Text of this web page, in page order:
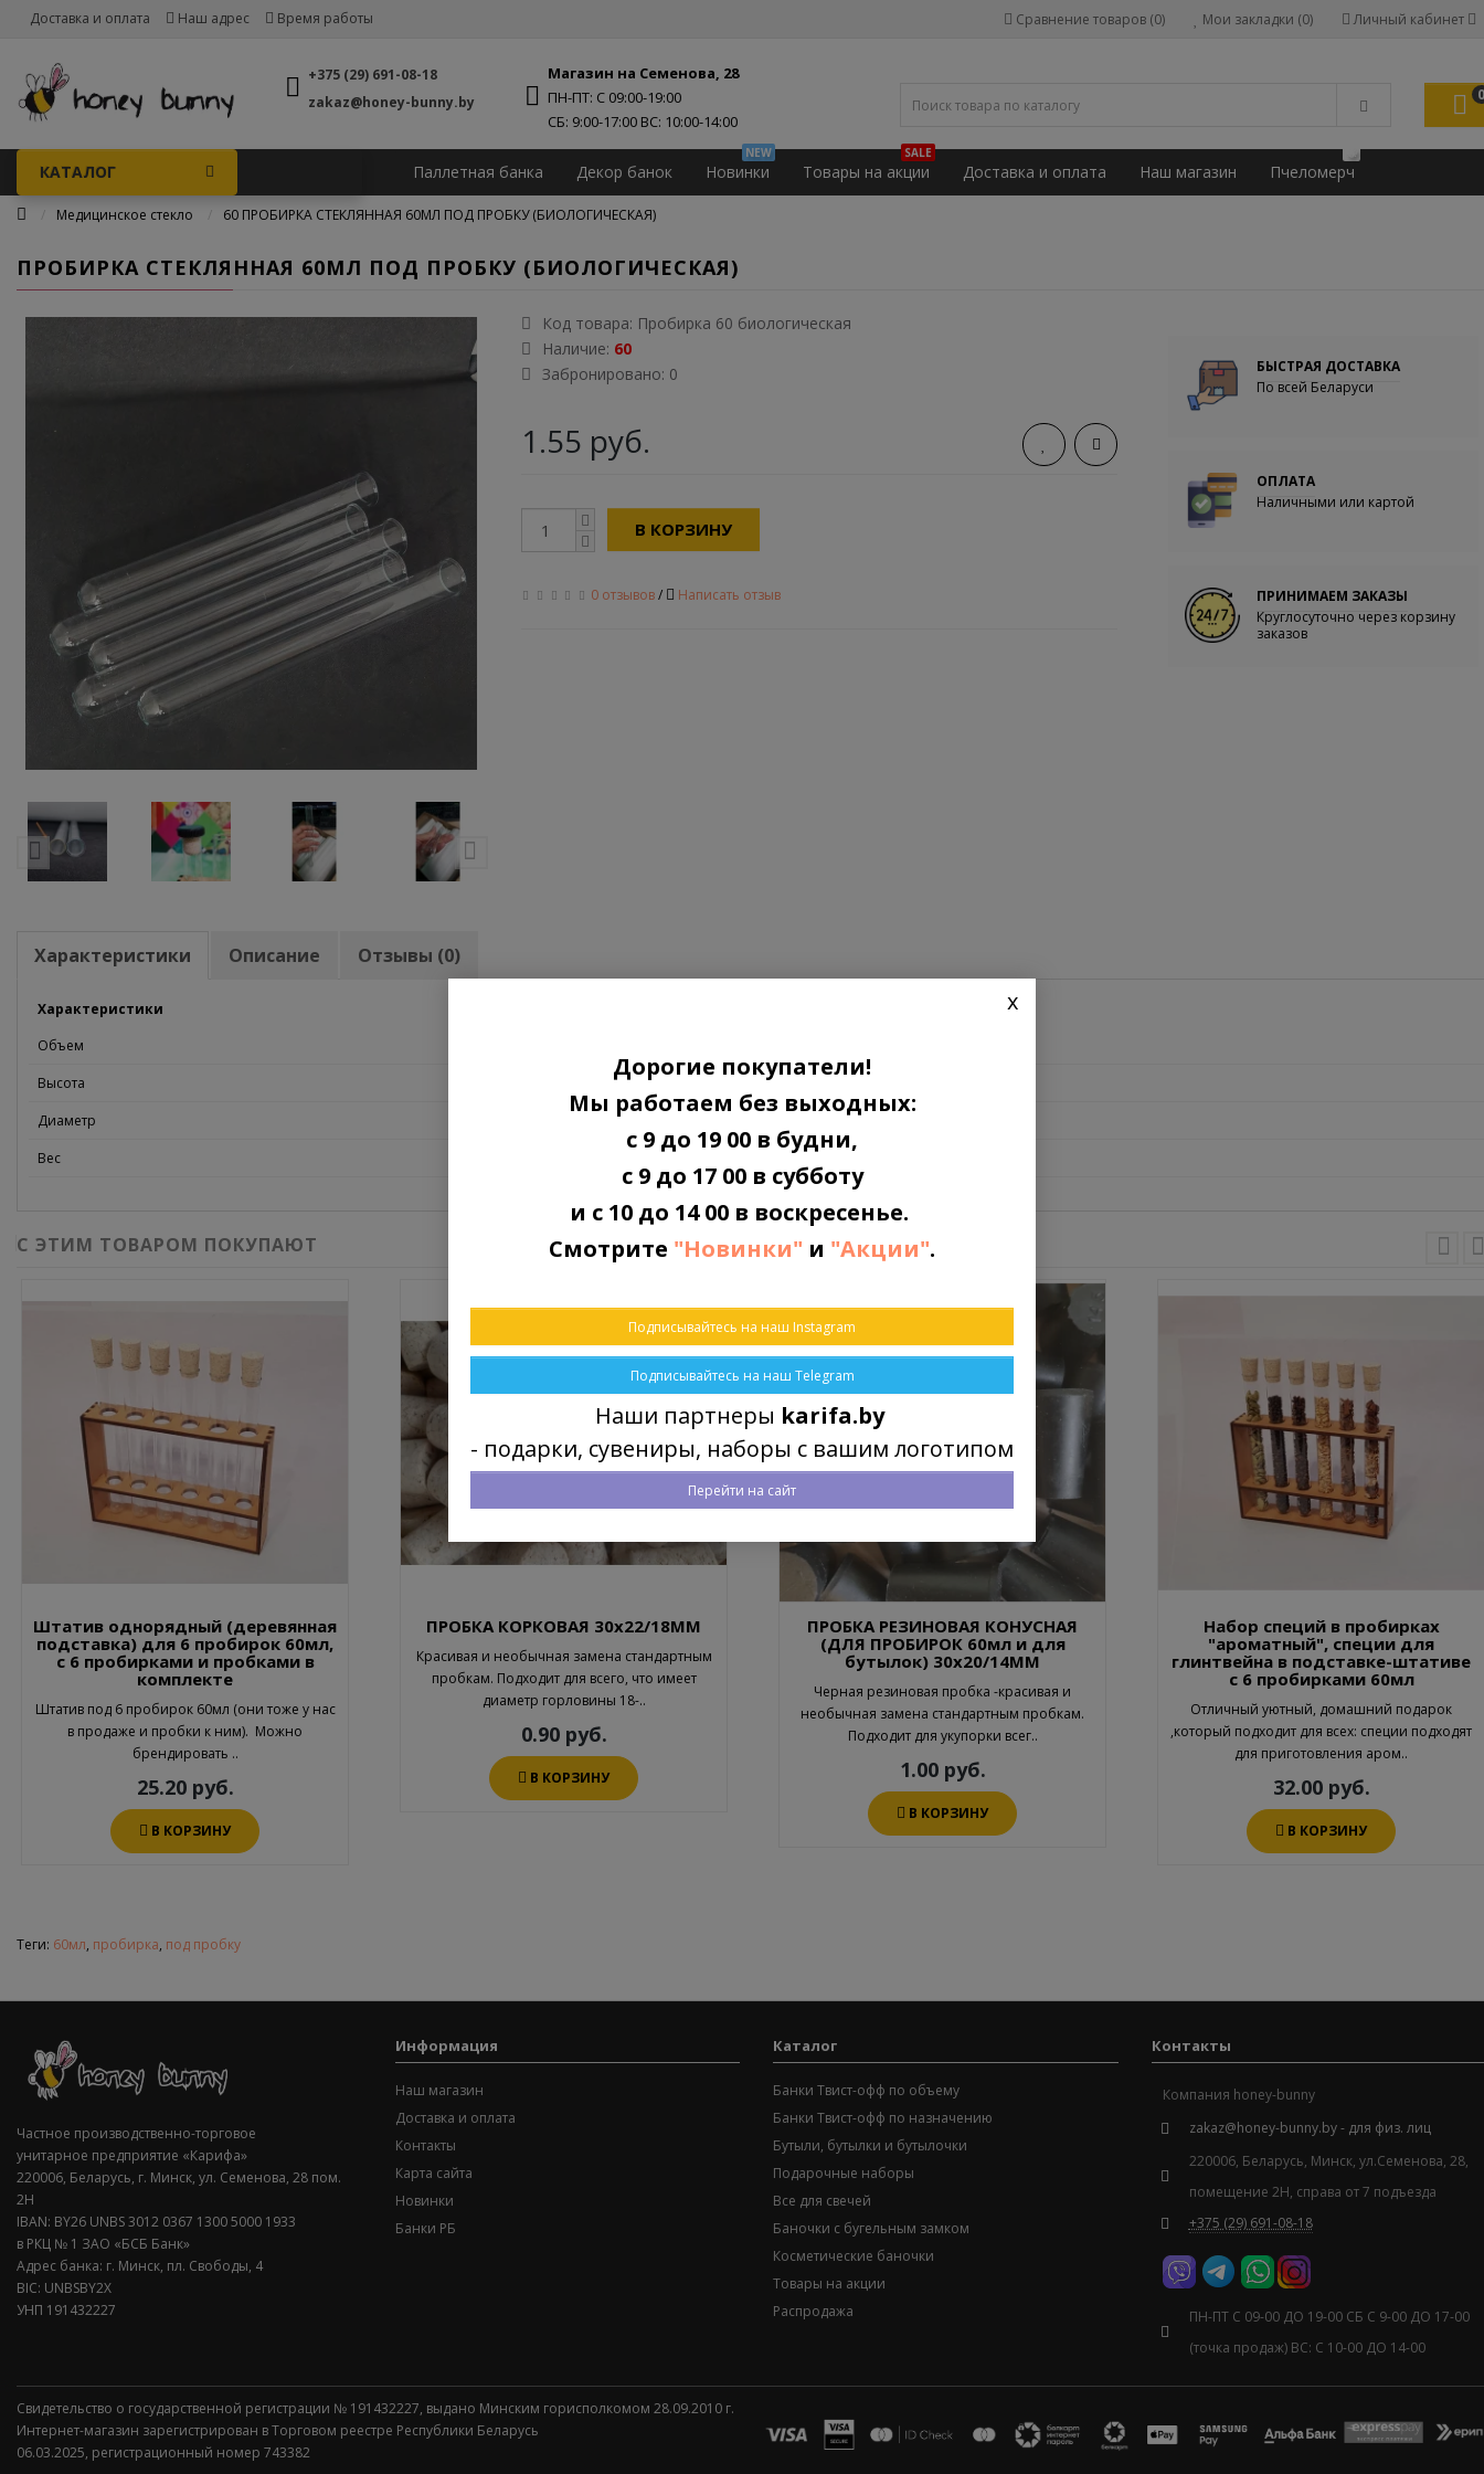
Доставка и оплата Наш адрес Время работы Личный кабинет
Мои закладки (0)
Сравнение товаров (0)
+375 (29) 691-08-18
zakaz@honey-bunny.by
Магазин на Семенова, 28
ПН-ПТ: С 09:00-19:00
КАТАЛОГ Паллетная банка Декор банок
NEW
Новинки
SALE
Товары на акции Доставка и оплата Наш магазин Пчеломерч
Медицинское стекло 60 ПРОБИРКА СТЕКЛЯННАЯ 60МЛ ПОД ПРОБКУ (БИОЛОГИЧЕСКАЯ)
ПРОБИРКА СТЕКЛЯННАЯ 60МЛ ПОД ПРОБКУ (БИОЛОГИЧЕСКАЯ)
Код товара: Пробирка 60 биологическая
Наличие: 60
Забронировано: 0
1.55 руб.
В КОРЗИНУ
0 отзывов/ Написать отзыв
БЫСТРАЯ ДОСТАВКА
По всей Беларуси
ОПЛАТА
Наличными или картой
ПРИНИМАЕМ ЗАКАЗЫ
Круглосуточно через корзину
заказов
Характеристики Описание Отзывы (0)
Характеристики
Объем
Высота
Диаметр
21 мм
Вес
С ЭТИМ ТОВАРОМ ПОКУПАЮТ
Штатив однорядный (деревянная
подставка) для 6 пробирок 60мл,
с 6 пробирками и пробками в
комплекте
Штатив под 6 пробирок 60мл (они тоже у нас
в продаже и пробки к ним). Можно
брендировать ..
25.20 руб.
В КОРЗИНУ
ПРОБКА КОРКОВАЯ 30х22/18ММ
Красивая и необычная замена стандартным
пробкам. Подходит для всего, что имеет
диаметр горловины 18-..
0.90 руб.
В КОРЗИНУ
ПРОБКА РЕЗИНОВАЯ КОНУСНАЯ
(ДЛЯ ПРОБИРОК 60мл и для
бутылок) 30х20/14ММ
Черная резиновая пробка -красивая и
необычная замена стандартным пробкам.
Подходит для укупорки всег..
1.00 руб.
В КОРЗИНУ
Набор специй в пробирках
"ароматный", специи для
глинтвейна в подставке-штативе
с 6 пробирками 60мл
Отличный уютный, домашний подарок
,который подходит для всех: специи подходят
для приготовления аром..
32.00 руб.
В КОРЗИНУ
Теги: 60мл, пробирка, под пробку
Частное производственно-торговое
унитарное предприятие «Карифа»
220006, Беларусь, г. Минск, ул. Семенова, 28 пом.
2Н
IBAN: BY26 UNBS 3012 0367 1300 5000 1933
в РКЦ № 1 ЗАО «БСБ Банк»
Адрес банка: г. Минск, пл. Свободы, 4
BIC: UNBSBY2X
УНП 191432227
Информация
Наш магазин
Доставка и оплата
Контакты
Карта сайта
Новинки
Банки РБ
Каталог
Банки Твист-офф по объему
Банки Твист-офф по назначению
Бутыли, бутылки и бутылочки
Подарочные наборы
Все для свечей
Баночки с бугельным замком
Косметические баночки
Товары на акции
Распродажа
Контакты
Компания honey-bunny
zakaz@honey-bunny.by - для физ. лиц
220006, Беларусь, Минск, ул.Семенова, 28,
помещение 2Н, справа от 7 подъезда
+375 (29) 691-08-18
ПН-ПТ С 09-00 ДО 19-00 СБ С 9-00 ДО 17-00
(точка продаж) ВС: С 10-00 ДО 14-00
Свидетельство о государственной регистрации № 191432227, выдано Минским горисполкомом 28.09.2010 г.
Интернет-магазин зарегистрирован в Торговом реестре Республики Беларусь
06.03.2025, регистрационный номер 743382
x
Дорогие покупатели!
Мы работаем без выходных:
с 9 до 19 00 в будни,
с 9 до 17 00 в субботу
и с 10 до 14 00 в воскресенье.
Смотрите "Новинки" и "Акции".
Подписывайтесь на наш Instagram
Подписывайтесь на наш Telegram
Наши партнеры karifa.by
- подарки, сувениры, наборы с вашим логотипом
Перейти на сайт